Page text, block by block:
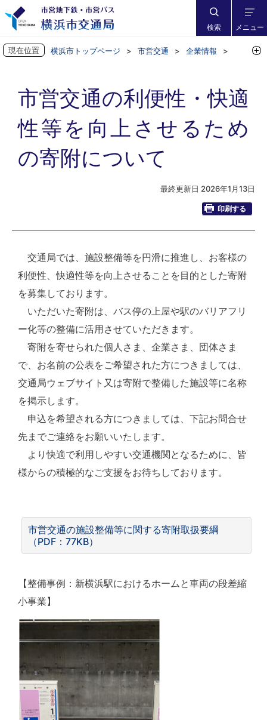
検索 メニュー
現在位置 横浜市トップページ 市営交通
企業情報
市営交通の利便性・快適
性等を向上させるため
の寄附について
最終更新日 2026年1月13日
印刷する
交通局では、施設整備等を円滑に推進し、お客様の
利便性、快適性等を向上させることを目的とした寄附
を募集しております。
いただいた寄附は、バス停の上屋や駅のバリアフリ
ー化等の整備に活用させていただきます。
寄附を寄せられた個人さま、企業さま、団体さま
で、お名前の公表をご希望された方につきましては、
交通局ウェブサイト又は寄附で整備した施設等に名称
を掲示します。
申込を希望される方につきましては、下記お問合せ
先までご連絡をお願いいたします。
より快適で利用しやすい交通機関となるために、皆
様からの積極的なご支援をお待ちしております。
市営交通の施設整備等に関する寄附取扱要綱
（PDF：77KB）
【整備事例：新横浜駅におけるホームと車両の段差縮
小事業】